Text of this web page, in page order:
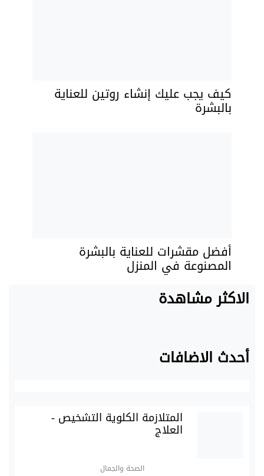
كيف يجب عليك إنشاء روتين للعناية
بالبشرة
أفضل مقشرات للعناية بالبشرة
المصنوعة في المنزل
الاكثر مشاهدة
أحدث الاضافات
المتلازمة الكلوية التشخيص -
العلاج
الصحة والجمال